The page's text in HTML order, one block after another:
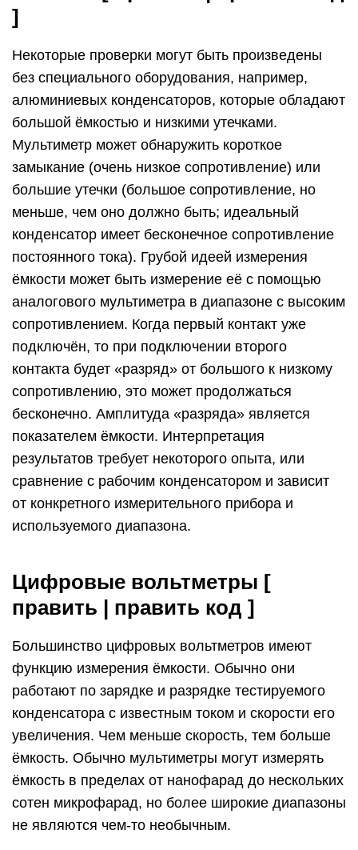
]
Некоторые проверки могут быть произведены
без специального оборудования, например,
алюминиевых конденсаторов, которые обладают
большой ёмкостью и низкими утечками.
Мультиметр может обнаружить короткое
замыкание (очень низкое сопротивление) или
большие утечки (большое сопротивление, но
меньше, чем оно должно быть; идеальный
конденсатор имеет бесконечное сопротивление
постоянного тока). Грубой идеей измерения
ёмкости может быть измерение её с помощью
аналогового мультиметра в диапазоне с высоким
сопротивлением. Когда первый контакт уже
подключён, то при подключении второго
контакта будет «разряд» от большого к низкому
сопротивлению, это может продолжаться
бесконечно. Амплитуда «разряда» является
показателем ёмкости. Интерпретация
результатов требует некоторого опыта, или
сравнение с рабочим конденсатором и зависит
от конкретного измерительного прибора и
используемого диапазона.
Цифровые вольтметры [
править | править код ]
Большинство цифровых вольтметров имеют
функцию измерения ёмкости. Обычно они
работают по зарядке и разрядке тестируемого
конденсатора с известным током и скорости его
увеличения. Чем меньше скорость, тем больше
ёмкость. Обычно мультиметры могут измерять
ёмкость в пределах от нанофарад до нескольких
сотен микрофарад, но более широкие диапазоны
не являются чем-то необычным.